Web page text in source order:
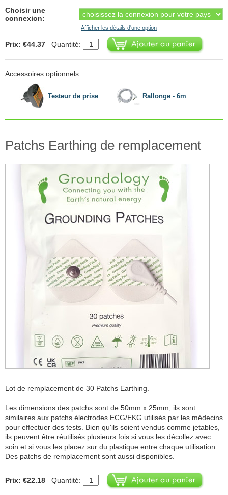
Choisir une
connexion:
Afficher les détails d'une option
Prix: €44.37 Quantité:
Accessoires optionnels:
Testeur de prise Rallonge - 6m
Patchs Earthing de remplacement
Lot de remplacement de 30 Patchs Earthing.
Les dimensions des patchs sont de 50mm x 25mm, ils sont
similaires aux patchs électrodes ECG/EKG utilisés par les médecins
pour effectuer des tests. Bien qu'ils soient vendus comme jetables,
ils peuvent être réutilisés plusieurs fois si vous les décollez avec
soin et si vous les placez sur du plastique entre chaque utilisation.
Des patchs de remplacement sont aussi disponibles.
Prix: €22.18 Quantité: